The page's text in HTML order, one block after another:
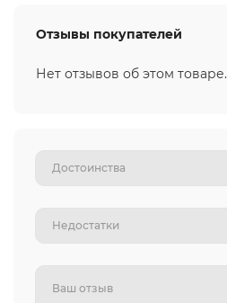
Отзывы покупателей
Нет отзывов об этом товаре.